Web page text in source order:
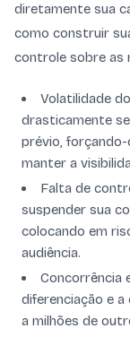
diretamente sua
como construir
controle sobre as
Volatilidade
drasticamente
prévio,
manter a
Falta de
suspender sua
colocando em
audiência.
Concorrência
diferenciação e
a milhões de